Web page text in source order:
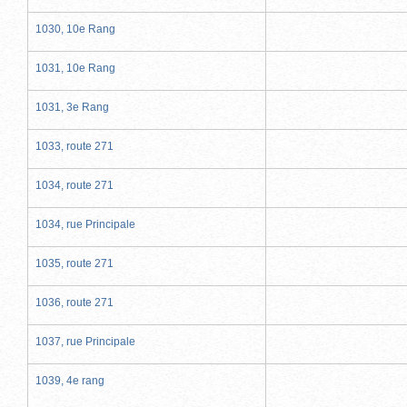
1030, 10e Rang
1031, 10e Rang
1031, 3e Rang
1033, route 271
1034, route 271
1034, rue Principale
1035, route 271
1036, route 271
1037, rue Principale
1039, 4e rang